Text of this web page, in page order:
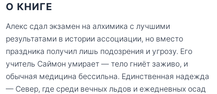
О КНИГЕ
Алекс сдал экзамен на алхимика с лучшими
результатами в истории ассоциации, но вместо
праздника получил лишь подозрения и угрозу. Его
учитель Саймон умирает — тело гниёт заживо, и
обычная медицина бессильна. Единственная надежда
— Север, где среди вечных льдов и ежедневных осад